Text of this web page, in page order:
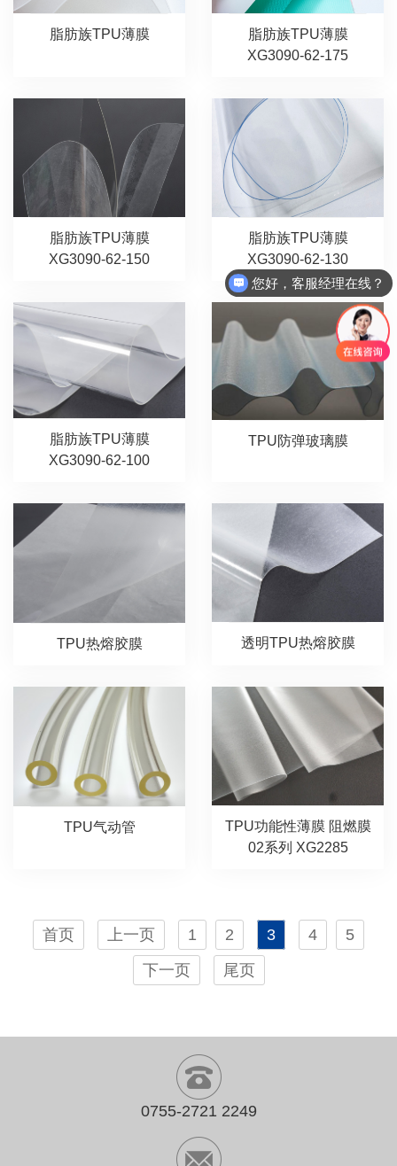
脂肪族TPU薄膜
脂肪族TPU薄膜
XG3090-62-175
脂肪族TPU薄膜
XG3090-62-150
脂肪族TPU薄膜
XG3090-62-130
脂肪族TPU薄膜
XG3090-62-100
TPU防弹玻璃膜
TPU热熔胶膜 透明TPU热熔胶膜
TPU气动管
TPU功能性薄膜 阻燃膜
02系列 XG2285
首页 上一页 1 2 3 4
5
下一页
尾页
0755-2721 2249
您好，客服经理在线？